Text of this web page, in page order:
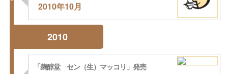
2010年10月
2010
「麹醇堂 セン（生）マッコリ」発売